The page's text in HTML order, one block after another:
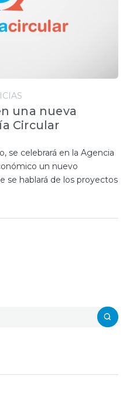
una nueva
Circular
se celebrará en la Agencia
un nuevo
se hablará de los proyectos